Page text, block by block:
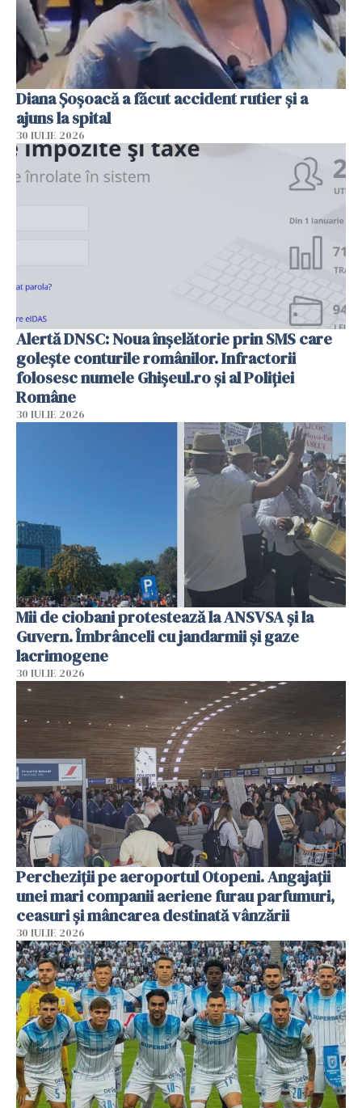
Diana Șoșoacă a făcut accident rutier și a
ajuns la spital
30 IULIE 2026
Alertă DNSC: Noua înșelătorie prin SMS care
golește conturile românilor. Infractorii
folosesc numele Ghișeul.ro și al Poliției
Române
30 IULIE 2026
Mii de ciobani protestează la ANSVSA și la
Guvern. Îmbrânceli cu jandarmii și gaze
lacrimogene
30 IULIE 2026
Percheziții pe aeroportul Otopeni. Angajații
unei mari companii aeriene furau parfumuri,
ceasuri și mâncarea destinată vânzării
30 IULIE 2026